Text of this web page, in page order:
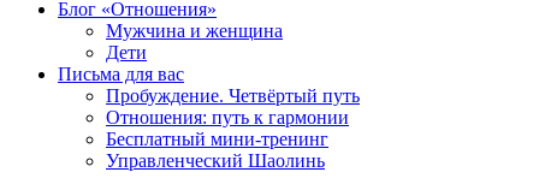
Блог «Отношения»
Мужчина и женщина
Дети
Письма для вас
Пробуждение. Четвёртый путь
Отношения: путь к гармонии
Бесплатный мини-тренинг
Управленческий Шаолинь